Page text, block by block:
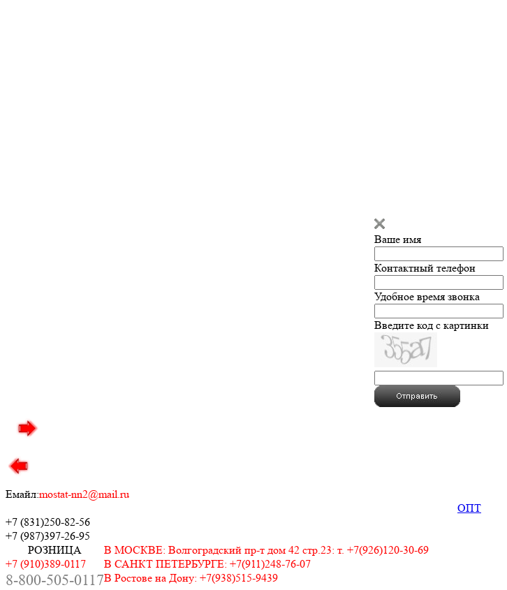
Ваше имя
Контактный телефон
Удобное время звонка
Введите код с картинки
Емайл:mostat-nn2@mail.ru
ОПТ
+7 (831)250-82-56
+7 (987)397-26-95
РОЗНИЦА
+7 (910)389-0117
8-800-505-0117
В МОСКВЕ: Волгоградский пр-т дом 42 стр.23: т. +7(926)120-30-69
В САНКТ ПЕТЕРБУРГЕ: +7(911)248-76-07
В Ростове на Дону: +7(938)515-9439